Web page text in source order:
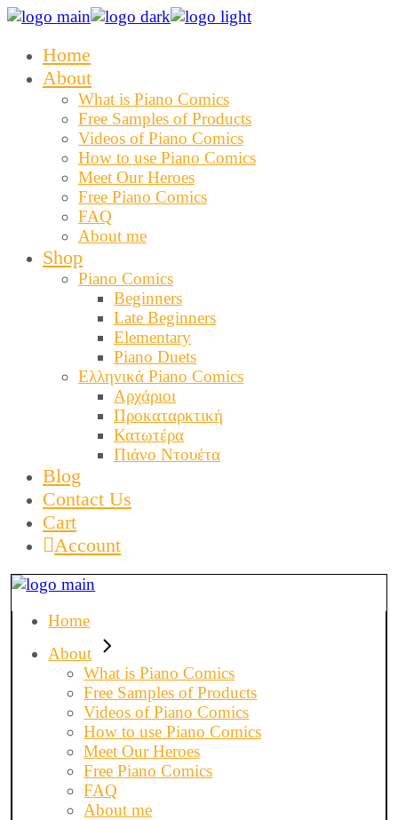
Skip
content
Home
About
What is Piano Comics
Free Samples of Products
Videos of Piano Comics
How to use Piano Comics
Meet Our Heroes
Free Piano Comics
FAQ
About me
Shop
Piano Comics
Beginners
Late Beginners
Elementary
Piano Duets
Ελληνικά Piano Comics
Αρχάριοι
Προκαταρκτική
Κατωτέρα
Πιάνο Ντουέτα
Blog
Contact Us
Cart
Account
Home
About
What is Piano Comics
Free Samples of Products
Videos of Piano Comics
How to use Piano Comics
Meet Our Heroes
Free Piano Comics
FAQ
About me